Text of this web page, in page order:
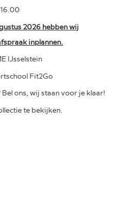
2026 hebben wij
inplannen.
IJsselstein
Fit2Go
ons, wij staan voor je klaar!
te bekijken.